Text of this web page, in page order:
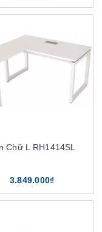
Chữ L RH1414SL
3.849.000₫